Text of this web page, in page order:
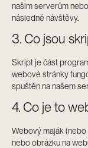
našim serverům
následné návštěvy.
3. Co jsou
Skript je část
webové stránky
spuštěn na našem
4. Co je to
Webový maják
nebo obrázku na